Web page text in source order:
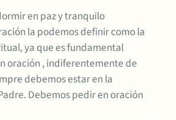
en paz y tranquilo
la podemos definir como la
ya que es fundamental
oración , indiferentemente de
debemos estar en la
Debemos pedir en oración